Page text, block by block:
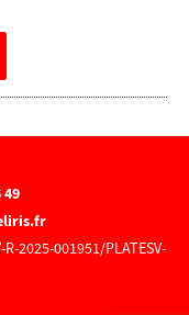
49
2025-001951/PLATESV-